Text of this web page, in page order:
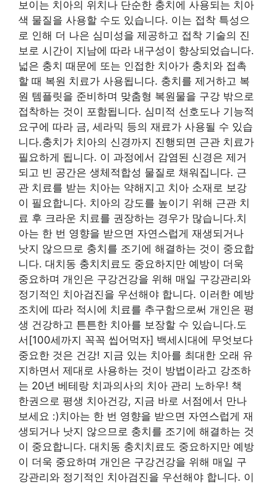
보이는 치아의 위치나 단순한 충치에 사용되는 치아
색 물질을 사용할 수도 있습니다. 이는 접착 특성으
로 인해 더 나은 심미성을 제공하고 접착 기술의 진
보로 시간이 지남에 따라 내구성이 향상되었습니다.
넓은 충치 때문에 또는 인접한 치아가 충치와 접촉
할 때 복원 치료가 사용됩니다. 충치를 제거하고 복
원 템플릿을 준비하며 맞춤형 복원물을 구강 밖으로
접착하는 것이 포함됩니다. 심미적 선호도나 기능적
요구에 따라 금, 세라믹 등의 재료가 사용될 수 있습
니다.충치가 치아의 신경까지 진행되면 근관 치료가
필요하게 됩니다. 이 과정에서 감염된 신경은 제거
되고 빈 공간은 생체적합성 물질로 채워집니다. 근
관 치료를 받는 치아는 약해지고 치아 소재로 보강
이 필요합니다. 치아의 강도를 높이기 위해 근관 치
료 후 크라운 치료를 권장하는 경우가 많습니다.치
아는 한 번 영향을 받으면 자연스럽게 재생되거나
낫지 않으므로 충치를 조기에 해결하는 것이 중요합
니다. 대치동 충치치료도 중요하지만 예방이 더욱
중요하며 개인은 구강건강을 위해 매일 구강관리와
정기적인 치아검진을 우선해야 합니다. 이러한 예방
조치에 따라 적시에 치료를 추구함으로써 개인은 평
생 건강하고 튼튼한 치아를 보장할 수 있습니다.도
서[100세까지 꼭꼭 씹어먹자] 백세시대에 무엇보다
중요한 것은 건강! 지금 있는 치아를 최대한 오래 유
지하면서 제대로 사용하는 것이 방법이라고 강조하
는 20년 베테랑 치과의사의 치아 관리 노하우! 책
한권으로 평생 치아건강, 지금 바로 서점에서 만나
보세요 :)치아는 한 번 영향을 받으면 자연스럽게 재
생되거나 낫지 않으므로 충치를 조기에 해결하는 것
이 중요합니다. 대치동 충치치료도 중요하지만 예방
이 더욱 중요하며 개인은 구강건강을 위해 매일 구
강관리와 정기적인 치아검진을 우선해야 합니다. 이